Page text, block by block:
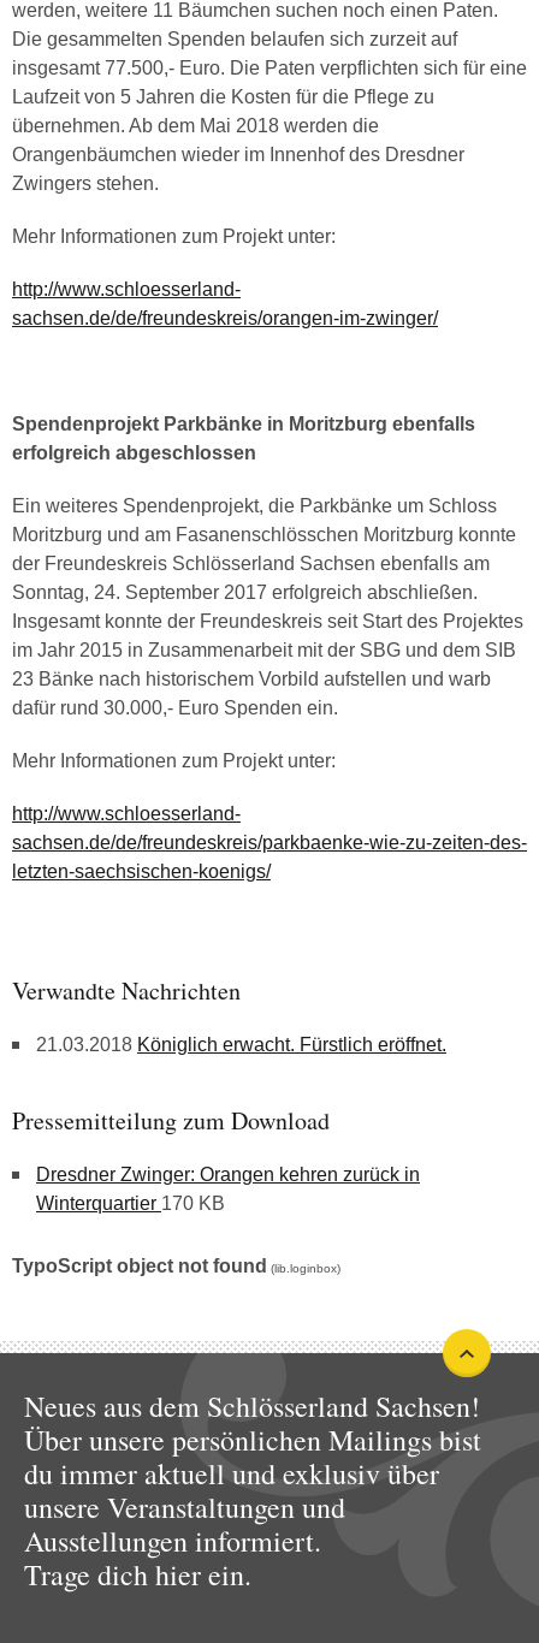
werden, weitere 11 Bäumchen suchen noch einen Paten.
Die gesammelten Spenden belaufen sich zurzeit auf
insgesamt 77.500,- Euro. Die Paten verpflichten sich für eine
Laufzeit von 5 Jahren die Kosten für die Pflege zu
übernehmen. Ab dem Mai 2018 werden die
Orangenbäumchen wieder im Innenhof des Dresdner
Zwingers stehen.
Mehr Informationen zum Projekt unter:
http://www.schloesserland-
sachsen.de/de/freundeskreis/orangen-im-zwinger/
Spendenprojekt Parkbänke in Moritzburg ebenfalls
erfolgreich abgeschlossen
Ein weiteres Spendenprojekt, die Parkbänke um Schloss
Moritzburg und am Fasanenschlösschen Moritzburg konnte
der Freundeskreis Schlösserland Sachsen ebenfalls am
Sonntag, 24. September 2017 erfolgreich abschließen.
Insgesamt konnte der Freundeskreis seit Start des Projektes
im Jahr 2015 in Zusammenarbeit mit der SBG und dem SIB
23 Bänke nach historischem Vorbild aufstellen und warb
dafür rund 30.000,- Euro Spenden ein.
Mehr Informationen zum Projekt unter:
http://www.schloesserland-
sachsen.de/de/freundeskreis/parkbaenke-wie-zu-zeiten-des-
letzten-saechsischen-koenigs/
Verwandte Nachrichten
21.03.2018 Königlich erwacht. Fürstlich eröffnet.
Pressemitteilung zum Download
Dresdner Zwinger: Orangen kehren zurück in
Winterquartier 170 KB
TypoScript object not found (lib.loginbox)
Neues aus dem Schlösserland Sachsen!
Über unsere persönlichen Mailings bist
du immer aktuell und exklusiv über
unsere Veranstaltungen und
Ausstellungen informiert.
Trage dich hier ein.